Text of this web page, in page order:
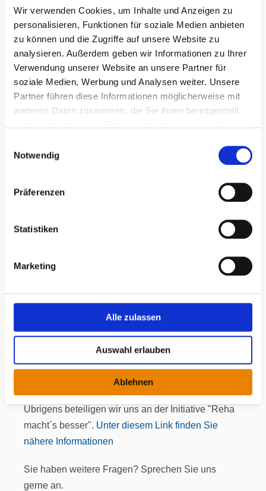
Wir verwenden Cookies, um Inhalte und Anzeigen zu
personalisieren, Funktionen für soziale Medien anbieten
zu können und die Zugriffe auf unsere Website zu
analysieren. Außerdem geben wir Informationen zu Ihrer
Verwendung unserer Website an unsere Partner für
soziale Medien, Werbung und Analysen weiter. Unsere
Partner führen diese Informationen möglicherweise mit
weiteren Daten zusammen, die Sie ihnen bereitgestellt
Notwendig
Präferenzen
Statistiken
Marketing
Alle zulassen
Auswahl erlauben
Ablehnen
helfen. Dieses finden Sie auch hier auf unserer
Webseite weiter unten. Falls Ihr Reha-Antrag
bereits bewilligt wurde, haben Sie noch die
Möglichkeit, einen Antrag auf Heilstättenänderung
bei Ihrem Kostenträger einzureichen.
Formular Wunsch- und Wahlrecht
Wie lege ich einen Reha-Widerspruch
Die Widerspruchsfrist finden Sie meist am Ende
Regel 4 Wochen nach Zugang des Schreibens.
Sollten Sie für die Widerspruchsbegründung mehr
Zeit benötigen, können Sie zunächst Widerspruch
ohne eine Begründung einlegen. Die
Verstreichen der Frist einlegen. Zusätzlich können
Sie den Widerspruch um eine Stellungnahme Ihres
Arztes bzw. Ihrer Ärztin ergänzen.
Formular Widerspruch zur Ablehnung
Übrigens beteiligen wir uns an der Initiative "Reha
macht´s besser". Unter diesem Link finden Sie
nähere Informationen
Sie haben weitere Fragen? Sprechen Sie uns
gerne an.